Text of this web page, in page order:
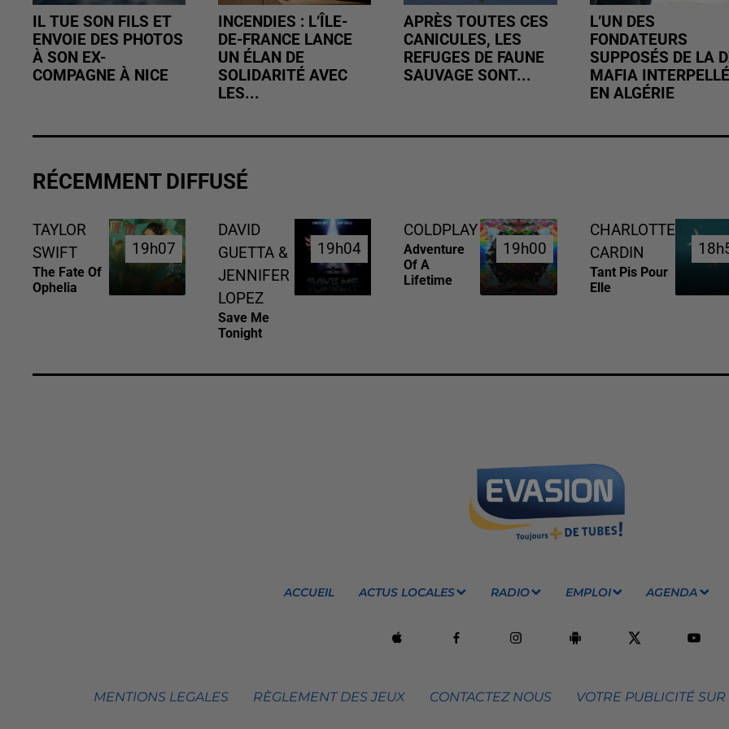
IL TUE SON FILS ET
ENVOIE DES PHOTOS
À SON EX-
COMPAGNE À NICE
INCENDIES : L’ÎLE-
DE-FRANCE LANCE
UN ÉLAN DE
SOLIDARITÉ AVEC
LES...
APRÈS TOUTES CES
CANICULES, LES
REFUGES DE FAUNE
SAUVAGE SONT...
L’UN DES
FONDATEURS
SUPPOSÉS DE LA
MAFIA INTERPELLÉ
EN ALGÉRIE
RÉCEMMENT DIFFUSÉ
TAYLOR
SWIFT
The Fate Of
Ophelia
19h07
19h07
DAVID
GUETTA &
JENNIFER
LOPEZ
Save Me
Tonight
19h04
19h04
COLDPLAY
Adventure
Of A
Lifetime
19h00
19h00
CHARLOTTE
CARDIN
Tant Pis Pour
Elle
ACCUEIL ACTUS LOCALES RADIO EMPLOI AGENDA
MENTIONS LEGALES RÈGLEMENT DES JEUX CONTACTEZ NOUS VOTRE PUBLICITÉ